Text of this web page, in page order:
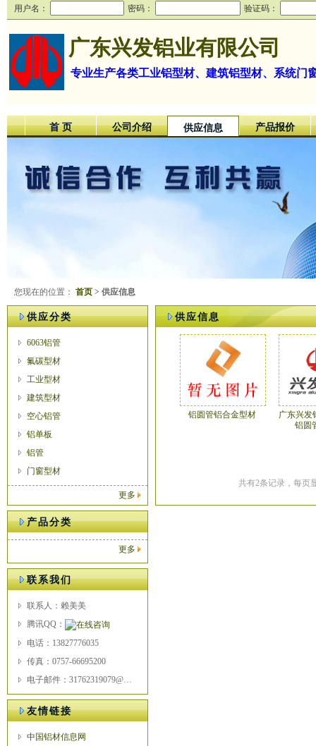
用户名： 密码： 验证码：
广东兴发铝业有限公司
专业生产各类工业铝型材、建筑铝型材、系统门
首 页 公司介绍 供应信息 产品报价
您现在的位置： 首页 > 供应信息
供应分类
6063铝管
氟碳型材
工业型材
建筑型材
空心铝管
铝单板
铝管
门窗型材
更多
产品分类
更多
联系我们
联系人：赖美美
腾讯QQ：
电话：13827776035
传真：0757-66695200
电子邮件：31762319079@qq.com
友情链接
中国铝材信息网
供应信息
铝圆管铝合金型材
广东兴发
铝圆
共有2条记录，每页